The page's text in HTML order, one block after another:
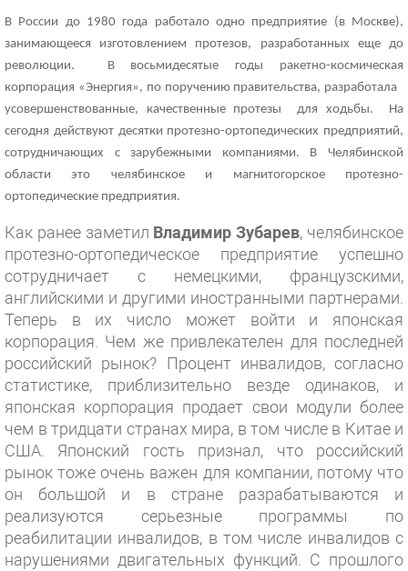
В России до 1980 года работало одно предприятие (в Москве),
занимающееся изготовлением протезов, разработанных еще до
революции.
В восьмидесятые годы ракетно-космическая
корпорация «Энергия», по поручению правительства, разработала
усовершенствованные, качественные протезы
для ходьбы.
На
сегодня действуют десятки протезно-ортопедических предприятий,
сотрудничающих с зарубежными компаниями. В Челябинской
области это челябинское и магнитогорское протезно-
ортопедические предприятия.
Как ранее заметил Владимир Зубарев, челябинское
протезно-ортопедическое предприятие успешно
сотрудничает с немецкими, французскими,
английскими и другими иностранными партнерами.
Теперь в их число может войти и японская
корпорация. Чем же привлекателен для последней
российский рынок? Процент инвалидов, согласно
статистике, приблизительно везде одинаков, и
японская корпорация продает свои модули более
чем в тридцати странах мира, в том числе в Китае и
США. Японский гость признал, что российский
рынок тоже очень важен для компании, потому что
он большой и в стране разрабатываются и
реализуются серьезные программы по
реабилитации инвалидов, в том числе инвалидов с
нарушениями двигательных функций. С прошлого